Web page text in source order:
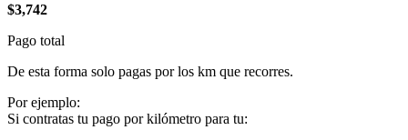
$3,742
Pago total
De esta forma solo pagas por los km que recorres.
Por ejemplo:
Si contratas tu pago por kilómetro para tu: